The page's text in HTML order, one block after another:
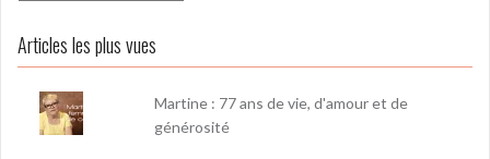
Articles les plus vues
Martine : 77 ans de vie, d'amour et de
générosité